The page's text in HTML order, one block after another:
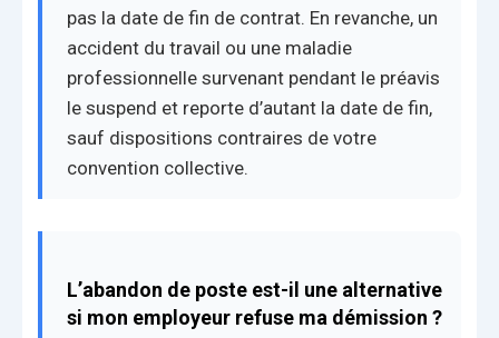
pas la date de fin de contrat. En revanche, un
accident du travail ou une maladie
professionnelle survenant pendant le préavis
le suspend et reporte d’autant la date de fin,
sauf dispositions contraires de votre
convention collective.
L’abandon de poste est-il une alternative
si mon employeur refuse ma démission ?